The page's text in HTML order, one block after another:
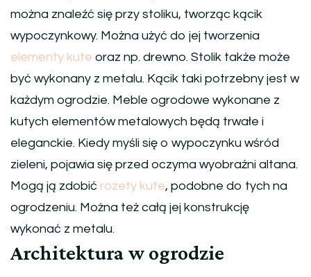
można znaleźć się przy stoliku, tworząc kącik
wypoczynkowy. Można użyć do jej tworzenia
elementy kute oraz np. drewno. Stolik także może
być wykonany z metalu. Kącik taki potrzebny jest w
każdym ogrodzie. Meble ogrodowe wykonane z
kutych elementów metalowych będą trwałe i
eleganckie. Kiedy myśli się o wypoczynku wśród
zieleni, pojawia się przed oczyma wyobraźni altana.
Mogą ją zdobić rozety kute, podobne do tych na
ogrodzeniu. Można też całą jej konstrukcję
wykonać z metalu.
Architektura w ogrodzie